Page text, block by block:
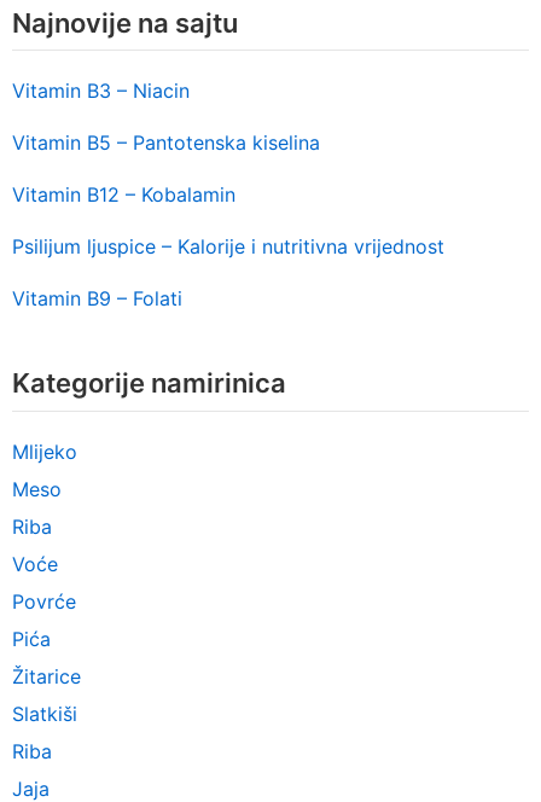
Najnovije na sajtu
Vitamin B3 – Niacin
Vitamin B5 – Pantotenska kiselina
Vitamin B12 – Kobalamin
Psilijum ljuspice – Kalorije i nutritivna vrijednost
Vitamin B9 – Folati
Kategorije namirinica
Mlijeko
Meso
Riba
Voće
Povrće
Pića
Žitarice
Slatkiši
Riba
Jaja